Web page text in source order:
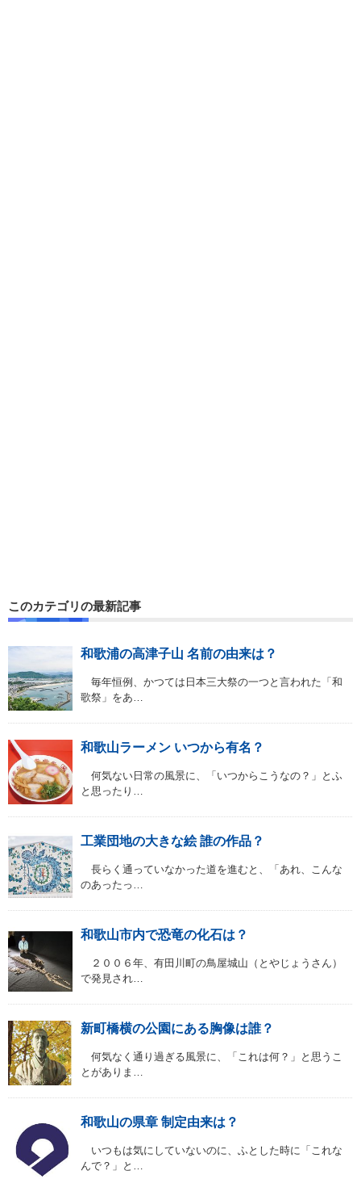
このカテゴリの最新記事
和歌浦の高津子山 名前の由来は？
毎年恒例、かつては日本三大祭の一つと言われた「和
歌祭」をあ…
和歌山ラーメン いつから有名？
何気ない日常の風景に、「いつからこうなの？」とふ
と思ったり…
工業団地の大きな絵 誰の作品？
長らく通っていなかった道を進むと、「あれ、こんな
のあったっ…
和歌山市内で恐竜の化石は？
２００６年、有田川町の鳥屋城山（とやじょうさん）
で発見され…
新町橋横の公園にある胸像は誰？
何気なく通り過ぎる風景に、「これは何？」と思うこ
とがありま…
和歌山の県章 制定由来は？
いつもは気にしていないのに、ふとした時に「これな
んで？」と…